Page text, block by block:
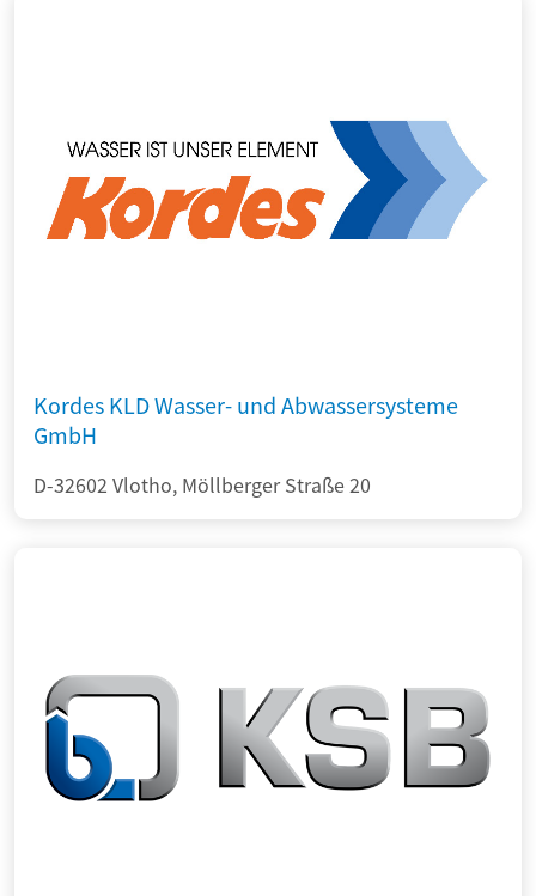
Kordes KLD Wasser- und Abwassersysteme
GmbH
D-32602 Vlotho, Möllberger Straße 20